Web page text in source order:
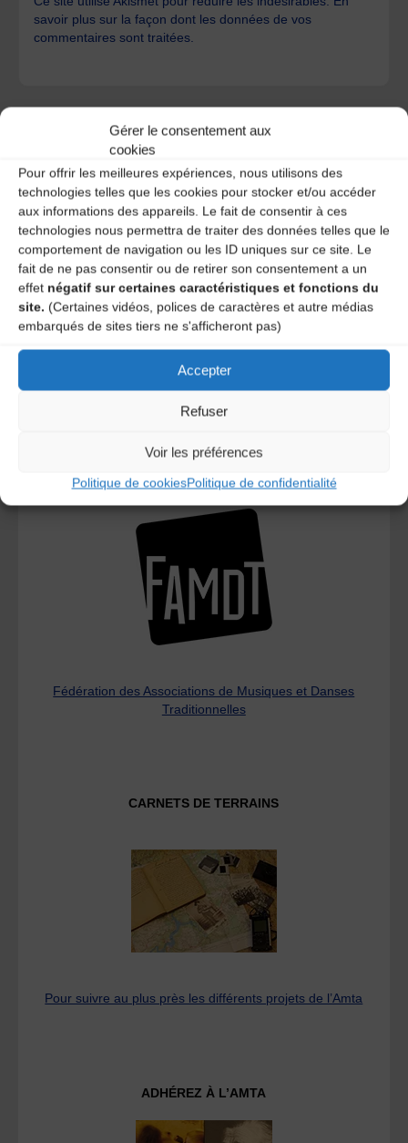
Gérer le consentement aux
cookies
Pour offrir les meilleures expériences, nous utilisons des
technologies telles que les cookies pour stocker et/ou accéder
aux informations des appareils. Le fait de consentir à ces
technologies nous permettra de traiter des données telles que le
comportement de navigation ou les ID uniques sur ce site. Le
fait de ne pas consentir ou de retirer son consentement a un
effet négatif sur certaines caractéristiques et fonctions du
site. (Certaines vidéos, polices de caractères et autre médias
embarqués de sites tiers ne s'afficheront pas)
Accepter
Refuser
Voir les préférences
Politique de cookiesPolitique de confidentialité
savoir plus sur la façon dont les données de vos
commentaires sont traitées.
A DECOUVRIR :
L’AMTA EST MEMBRE DE LA
Fédération des Associations de Musiques et Danses
Traditionnelles
CARNETS DE TERRAINS
Pour suivre au plus près les différents projets de l’Amta
ADHÉREZ À L’AMTA